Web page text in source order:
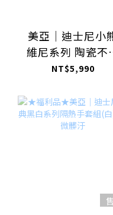
美亞｜迪士尼小
維尼系列 陶瓷不
炒鍋 32公分(含蓋)
NT$5,990